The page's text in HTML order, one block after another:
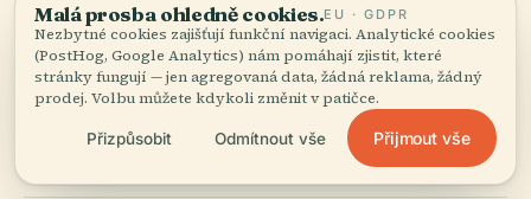
St Chad’s Cathedral Birmingham, Victorian Web, 2024,
St Chad’s Cathedral, Wikipedia, 2024,
Malá prosba ohledně cookies.EU · GDPR
Nezbytné cookies zajišťují funkční navigaci. Analytické cookies
(PostHog, Google Analytics) nám pomáhají zjistit, které
stránky fungují — jen agregovaná data, žádná reklama, žádný
prodej. Volbu můžete kdykoli změnit v patičce.
Přizpůsobit Odmítnout vše Přijmout vše